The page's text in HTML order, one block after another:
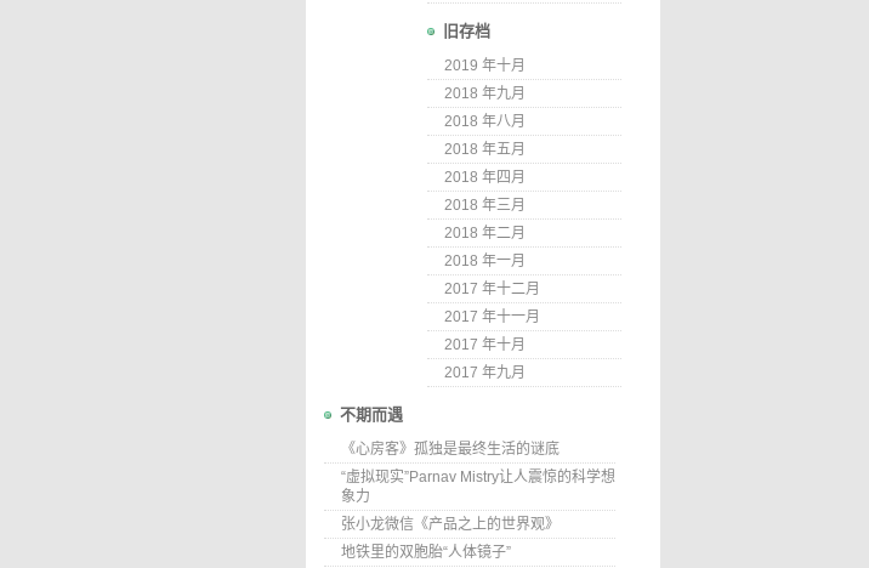
旧存档
2019 年十月
2018 年九月
2018 年八月
2018 年五月
2018 年四月
2018 年三月
2018 年二月
2018 年一月
2017 年十二月
2017 年十一月
2017 年十月
2017 年九月
不期而遇
《心房客》孤独是最终生活的谜底
“虚拟现实”Parnav Mistry让人震惊的科学想
象力
张小龙微信《产品之上的世界观》
地铁里的双胞胎“人体镜子”